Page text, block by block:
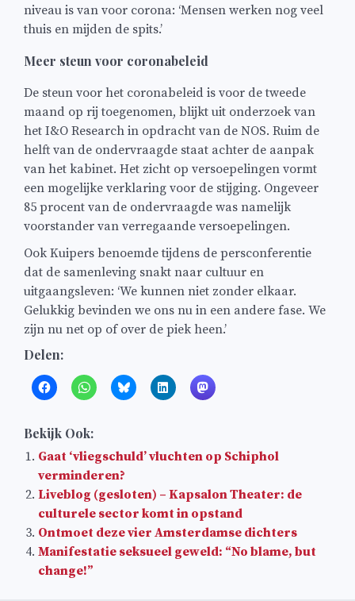
niveau is van voor corona: ‘Mensen werken nog veel
thuis en mijden de spits.’
Meer steun voor coronabeleid
De steun voor het coronabeleid is voor de tweede
maand op rij toegenomen, blijkt uit onderzoek van
het I&O Research in opdracht van de NOS. Ruim de
helft van de ondervraagde staat achter de aanpak
van het kabinet. Het zicht op versoepelingen vormt
een mogelijke verklaring voor de stijging. Ongeveer
85 procent van de ondervraagde was namelijk
voorstander van verregaande versoepelingen.
Ook Kuipers benoemde tijdens de persconferentie
dat de samenleving snakt naar cultuur en
uitgaangsleven: ‘We kunnen niet zonder elkaar.
Gelukkig bevinden we ons nu in een andere fase. We
zijn nu net op of over de piek heen.’
Delen:
Bekijk Ook:
Gaat ‘vliegschuld’ vluchten op Schiphol
verminderen?
Liveblog (gesloten) – Kapsalon Theater: de
culturele sector komt in opstand
Ontmoet deze vier Amsterdamse dichters
Manifestatie seksueel geweld: “No blame, but
change!”